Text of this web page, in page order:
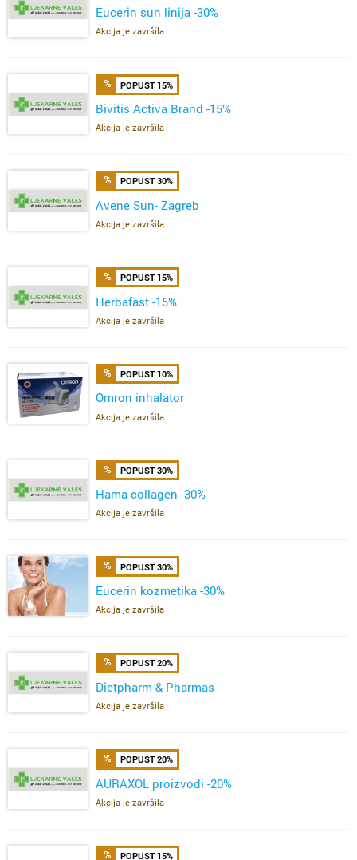
Eucerin sun linija -30%
Akcija je završila
POPUST 15%
Bivitis Activa Brand -15%
Akcija je završila
POPUST 30%
Avene Sun- Zagreb
Akcija je završila
POPUST 15%
Herbafast -15%
Akcija je završila
POPUST 10%
Omron inhalator
Akcija je završila
POPUST 30%
Hama collagen -30%
Akcija je završila
POPUST 30%
Eucerin kozmetika -30%
Akcija je završila
POPUST 20%
Dietpharm & Pharmas
Akcija je završila
POPUST 20%
AURAXOL proizvodi -20%
Akcija je završila
POPUST 15%